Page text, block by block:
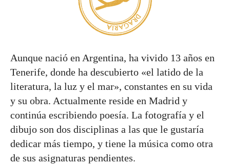
Aunque nació en Argentina, ha vivido 13 años en
Tenerife, donde ha descubierto «el latido de la
literatura, la luz y el mar», constantes en su vida
y su obra. Actualmente reside en Madrid y
continúa escribiendo poesía. La fotografía y el
dibujo son dos disciplinas a las que le gustaría
dedicar más tiempo, y tiene la música como otra
de sus asignaturas pendientes.